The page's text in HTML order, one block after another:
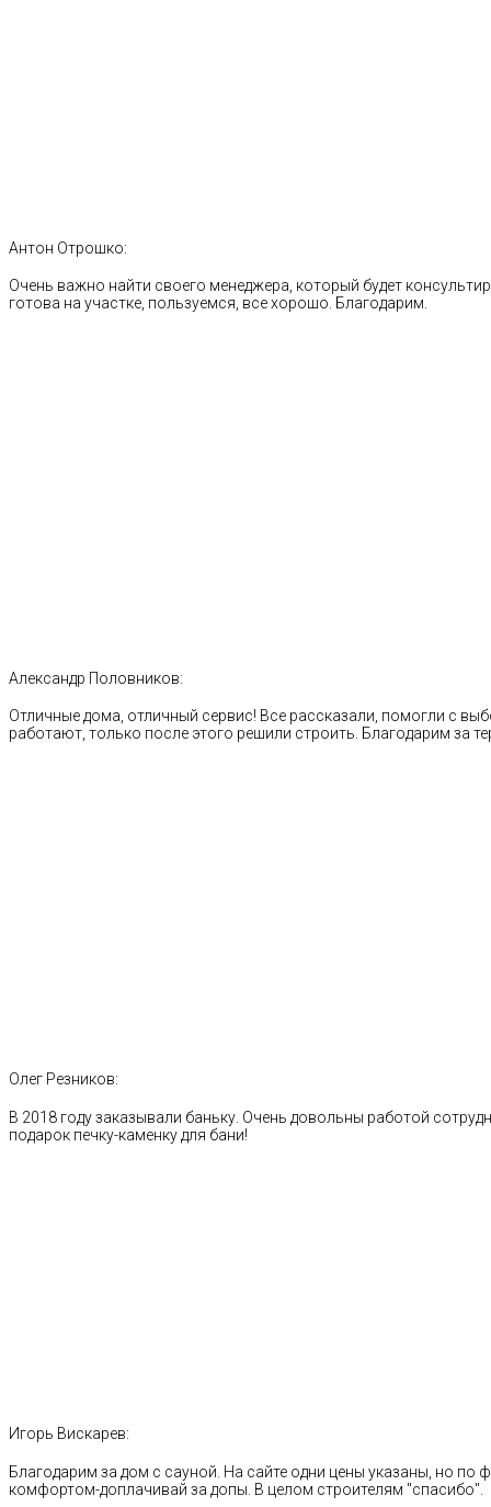
Антон Отрошко:
Очень важно найти своего менеджера, который будет
готова на участке, пользуемся, все хорошо. Благодарим.
Александр Половников:
Отличные дома, отличный сервис! Все рассказали, помогли с
работают, только после этого решили строить. Благодарим за
Олег Резников:
В 2018 году заказывали баньку. Очень довольны работой
подарок печку-каменку для бани!
Игорь Вискарев:
Благодарим за дом с сауной. На сайте одни цены указаны, но по
комфортом-доплачивай за допы. В целом строителям "спасибо".